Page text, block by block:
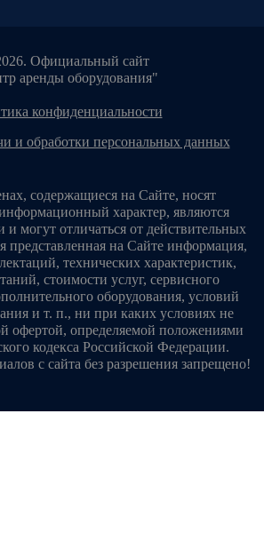
Официальный сайт
аренды оборудования"
конфиденциальности
и обработки персональных данных
содержащиеся на Сайте, носят
характер, являются
могут отличаться от действительных
представленная на Сайте информация,
технических характеристик,
стоимости услуг, сервисного
оборудования, условий
и т. п., ни при каких условиях не
офертой, определяемой положениями
кодекса Российской Федерации.
с сайта без разрешения запрещено!